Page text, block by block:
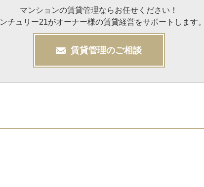
マンションの賃貸管理ならお任せください！
チュリー21がオーナー様の賃貸経営をサポートします。
賃貸管理のご相談